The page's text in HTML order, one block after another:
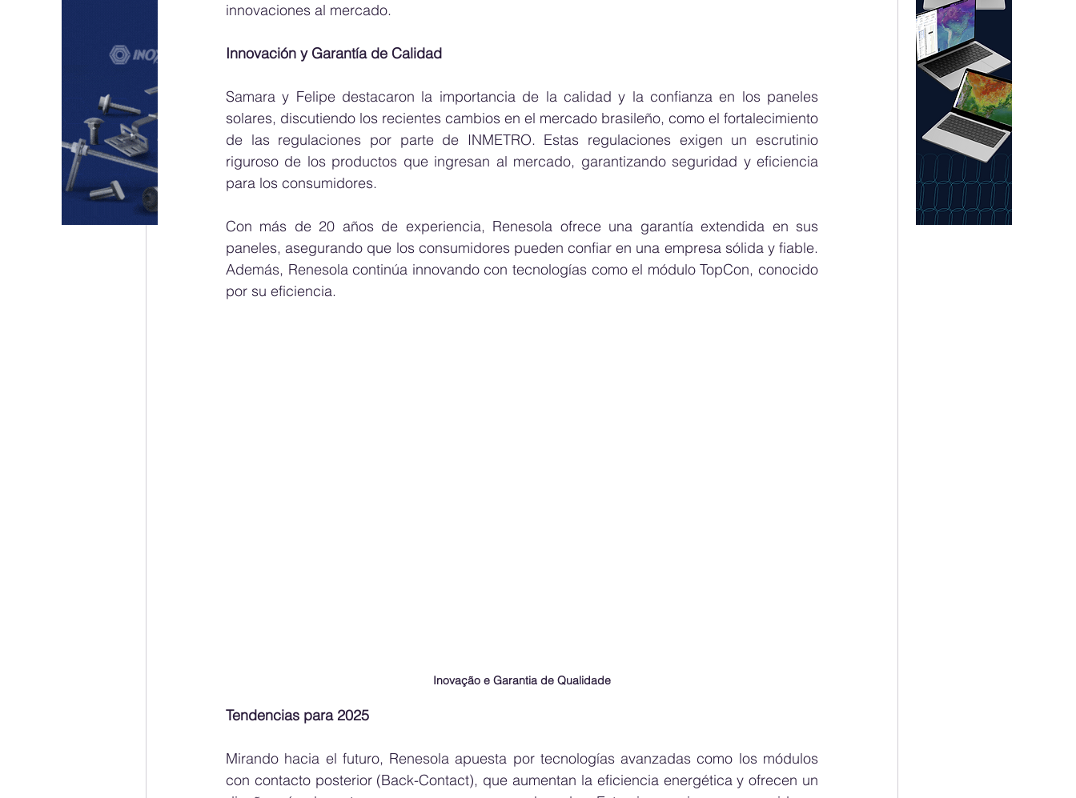
innovaciones al mercado.
Innovación y Garantía de Calidad
Samara y Felipe destacaron la importancia de la calidad y la confianza en los paneles
solares, discutiendo los recientes cambios en el mercado brasileño, como el fortalecimiento
de las regulaciones por parte de INMETRO. Estas regulaciones exigen un escrutinio
riguroso de los productos que ingresan al mercado, garantizando seguridad y eficiencia
para los consumidores.
Con más de 20 años de experiencia, Renesola ofrece una garantía extendida en sus
paneles, asegurando que los consumidores pueden confiar en una empresa sólida y fiable.
Además, Renesola continúa innovando con tecnologías como el módulo TopCon, conocido
por su eficiencia.
Inovação e Garantia de Qualidade
Tendencias para 2025
Mirando hacia el futuro, Renesola apuesta por tecnologías avanzadas como los módulos
con contacto posterior (Back-Contact), que aumentan la eficiencia energética y ofrecen un